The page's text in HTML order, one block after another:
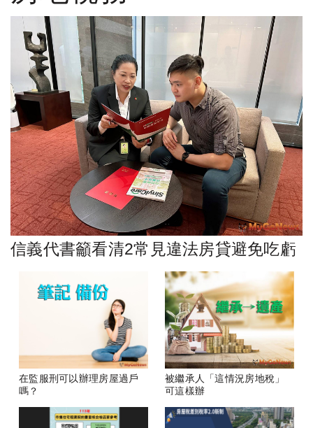
信義代書籲看清2常見違法房貸避免吃虧
在監服刑可以辦理房屋過戶
嗎？
被繼承人「這情況房地稅」
可這樣辦